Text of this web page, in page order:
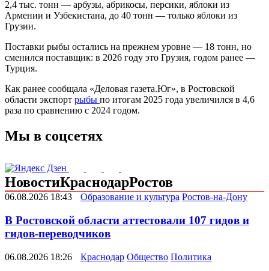
2,4 тыс. тонн — арбузы, абрикосы, персики, яблоки из
Армении и Узбекистана, до 40 тонн — только яблоки из
Грузии.
Поставки рыбы остались на прежнем уровне — 18 тонн, но
сменился поставщик: в 2026 году это Грузия, годом ранее —
Турция.
Как ранее сообщала «Деловая газета.Юг», в Ростовской
области экспорт рыбы по итогам 2025 года увеличился в 4,6
раза по сравнению с 2024 годом.
Мы в соцсетях
НовостиКраснодарРостов
06.08.2026 18:43 Образование и культура Ростов-на-Дону
В Ростовской области аттестовали 107 гидов и
гидов-переводчиков
06.08.2026 18:26 Краснодар Общество Политика